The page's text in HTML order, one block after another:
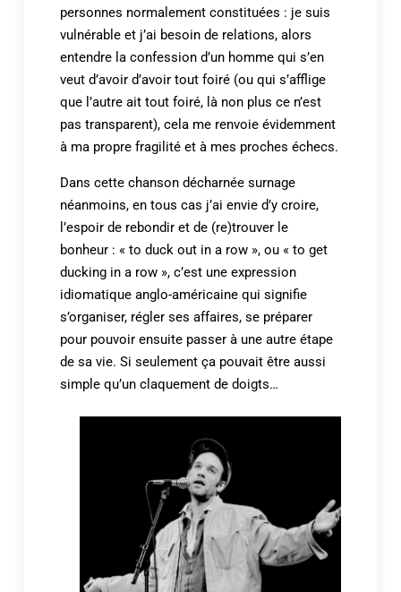
personnes normalement constituées : je suis
vulnérable et j’ai besoin de relations, alors
entendre la confession d’un homme qui s’en
veut d’avoir d’avoir tout foiré (ou qui s’afflige
que l’autre ait tout foiré, là non plus ce n’est
pas transparent), cela me renvoie évidemment
à ma propre fragilité et à mes proches échecs.
Dans cette chanson décharnée surnage
néanmoins, en tous cas j’ai envie d’y croire,
l’espoir de rebondir et de (re)trouver le
bonheur : « to duck out in a row », ou « to get
ducking in a row », c’est une expression
idiomatique anglo-américaine qui signifie
s’organiser, régler ses affaires, se préparer
pour pouvoir ensuite passer à une autre étape
de sa vie. Si seulement ça pouvait être aussi
simple qu’un claquement de doigts…